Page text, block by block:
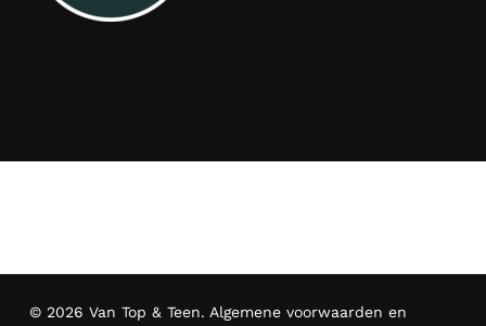
© 2026 Van Top & Teen. Algemene voorwaarden en